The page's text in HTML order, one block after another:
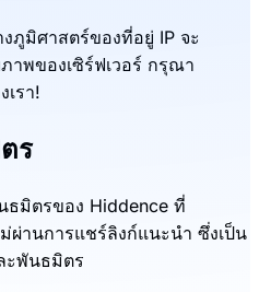
ภูมิศาสตร์ของที่อยู่ IP จะ
าพของเซิร์ฟเวอร์ กรุณา
รา!
ร
มิตรของ Hiddence ที่
ผ่านการแชร์ลิงก์แนะนำ ซึ่งเป็น
ะพันธมิตร